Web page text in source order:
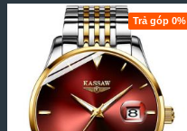
Trả góp 0%